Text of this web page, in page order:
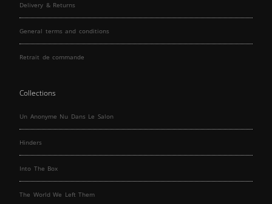
Delivery & Returns
General terms and conditions
Retrait de commande
Collections
Un Anonyme Nu Dans Le Salon
Hinders
Into The Box
The World We Left Them